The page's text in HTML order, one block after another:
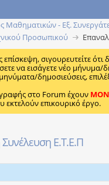
Μαθηματικών - Εξ.
Προσωπικού
σιγουρευτείτε ότι
να εισάγετε νέο
δημοσιεύσεις,
στο Forum έχουν
εκτελούν επικουρικό έργο.
Συνέλευση Ε.Τ.Ε.Π